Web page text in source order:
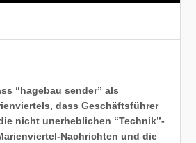
“hagebau sender” als
dass Geschäftsführer
nicht unerheblichen “Technik”-
Nachrichten und die